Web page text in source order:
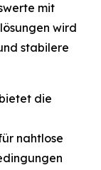
mit
wird
stabilere
die
nahtlose